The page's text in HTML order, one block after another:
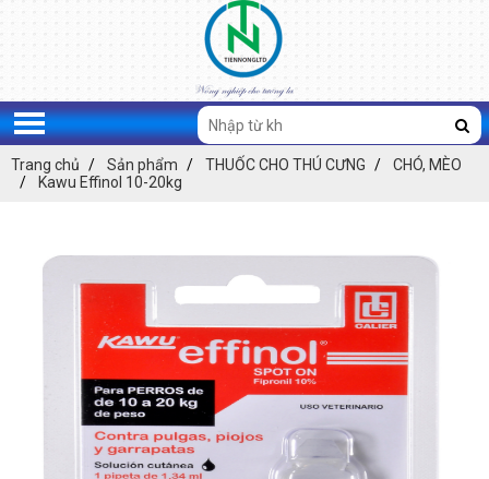
Trang chủ Sản phẩm THUỐC CHO THÚ CƯNG
CHÓ, MÈO
Kawu Effinol 10-20kg